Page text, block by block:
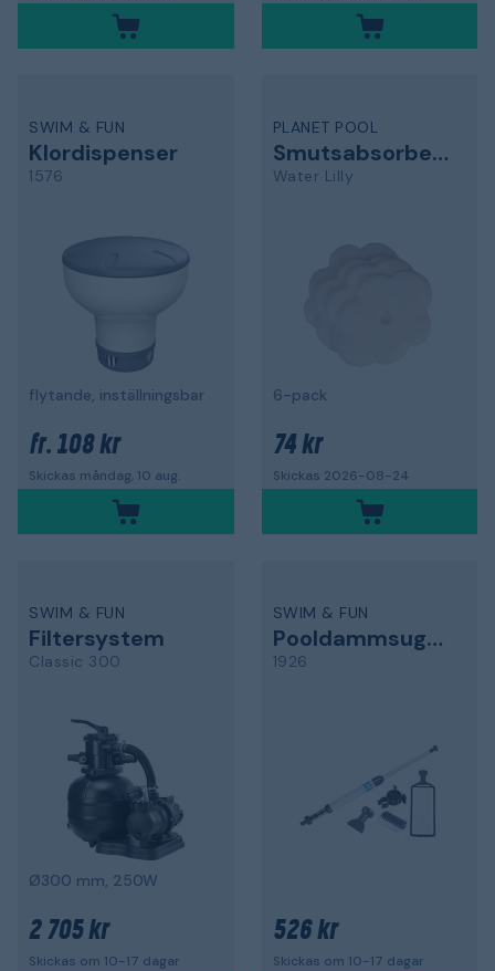
SWIM & FUN
Klordispenser
1576
flytande, inställningsbar
fr. 108 kr
Skickas måndag, 10 aug.
PLANET POOL
Smutsabsorberare
Water Lilly
6-pack
74 kr
Skickas 2026-08-24
SWIM & FUN
Filtersystem
Classic 300
Ø300 mm, 250W
2 705 kr
Skickas om 10-17 dagar
SWIM & FUN
Pooldammsugare
1926
526 kr
Skickas om 10-17 dagar